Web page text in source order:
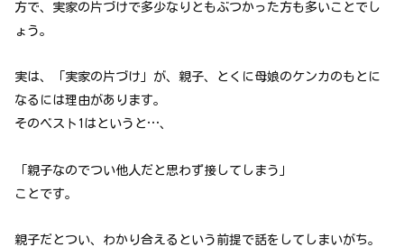
方で、実家の片づけで多少なりともぶつかった方も多いことでし
ょう。
実は、「実家の片づけ」が、親子、とくに母娘のケンカのもとに
なるには理由があります。
そのベスト1はというと…、
「親子なのでつい他人だと思わず接してしまう」
ことです。
親子だとつい、わかり合えるという前提で話をしてしまいがち。